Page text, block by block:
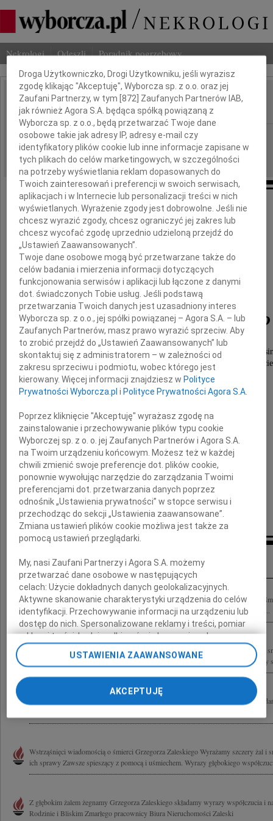
Nekrologi Odeszli Poradnik pogrzebowy
IMIĘ I NAZWISKO: Grzegorz Zaleski
REGION: Gdańsk
DATA EMISJI: 29.10.2020
Z ogromnym smutkiem i żalem
przyjęliśmy wiadomość o śmierci
Grzegorza Zaleskiego
Prawdziwego Przyjaciela, wspaniałego Człowieka i
niosącego pomoc każdemu w potrzebie, pełnego
i bezwarunkowej życzliwości
Beacie i Rodzinie
składamy
wyrazy najgłębszego współczucia
Celina i Tomasz Imielińscy
Inne kondolencje
"Są pożegnania, na które nigdy nie będziemy gotowi" Z ogromnym żalem
serdeczny Kolega z ławy szkolnej ŚP Grzegorz Zaleski Grzesiu, obdarowałeś nas...
" Można odejść na zawsze, by stale być blisko..." ks. Jan Twardowski Z głębokim
wiadomość o śmierci naszego bliskiego Przyjaciela Grzegorza Zaleskiego Łączymy
Z ogromnym smutkiem przyjęłyśmy informację o śmierci Grzegorza Zaleskiego
Wstrząśnięci wiadomością o śmierci Grzegorza Zaleskiego Wyrażamy szczery żal i
ich sprawy Zawsze spieszący z pomocą i uśmiechem. Wyrazy głębokiego
Z głębokim żalem żegnamy Grzegorza Zaleskiego składamy wyrazy współczucia i
Rodzinie i Bliskim Zmarłego pracownicy Biura Nieruchomości Zaleski
Dbamy o Twoją prywatność
Droga Użytkowniczko, Drogi Użytkowniku, jeśli wyrazisz
zgodę klikając "Akceptuję", Wyborcza sp. z o.o. oraz jej
Zaufani Partnerzy, w tym [872 ] Zaufanych Partnerów IAB,
jak również Agora S.A. będąca spółką powiązaną z
Wyborcza sp. z o.o., będą przetwarzać Twoje dane
osobowe takie jak adresy IP, adresy e-mail czy
identyfikatory plików cookie lub inne informacje zapisane w
tych plikach do celów marketingowych, w szczególności
na potrzeby wyświetlania reklam dopasowanych do
Twoich zainteresowań i preferencji w swoich serwisach,
aplikacjach i w Internecie lub personalizacji treści w nich
wyświetlanych. Wyrażenie zgody jest dobrowolne. Jeśli nie
chcesz wyrazić zgody, chcesz ograniczyć jej zakres lub
chcesz wycofać zgodę uprzednio udzieloną przejdź do
„Ustawień Zaawansowanych”.
Twoje dane osobowe mogą być przetwarzane także do
celów badania i mierzenia informacji dotyczących
funkcjonowania serwisów i aplikacji lub łączone z danymi
dot. świadczonych Tobie usług. Jeśli podstawą
przetwarzania Twoich danych jest uzasadniony interes
Wyborcza sp. z o.o., jej spółki powiązanej – Agora S.A. – lub
Zaufanych Partnerów, masz prawo wyrazić sprzeciw. Aby
to zrobić przejdź do „Ustawień Zaawansowanych” lub
skontaktuj się z administratorem – w zależności od
zakresu sprzeciwu i podmiotu, wobec którego jest
kierowany. Więcej informacji znajdziesz w Polityce
Prywatności Wyborcza.pl i Polityce Prywatności Agora S.A.
Poprzez kliknięcie "Akceptuję" wyrażasz zgodę na
zainstalowanie i przechowywanie plików typu cookie
Wyborczej sp. z o. o. jej Zaufanych Partnerów i Agora S.A.
na Twoim urządzeniu końcowym. Możesz też w każdej
chwili zmienić swoje preferencje dot. plików cookie,
ponownie wywołując narzędzie do zarządzania Twoimi
preferencjami dot. przetwarzania danych poprzez
odnośnik „Ustawienia prywatności” w stopce serwisu i
przechodząc do sekcji „Ustawienia zaawansowane”.
Zmiana ustawień plików cookie możliwa jest także za
pomocą ustawień przeglądarki.
My, nasi Zaufani Partnerzy i Agora S.A. możemy
przetwarzać dane osobowe w następujących
celach:Użycie dokładnych danych geolokalizacyjnych.
Aktywne skanowanie charakterystyki urządzenia do celów
identyfikacji. Przechowywanie informacji na urządzeniu lub
dostęp do nich. Spersonalizowane reklamy i treści, pomiar
reklam i treści, badnie odbiorców i ulepszanie usług.
Lista Zaufanych Partnerów
USTAWIENIA ZAAWANSOWANE
AKCEPTUJĘ